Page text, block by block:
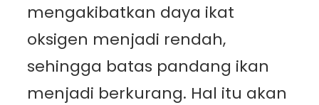
mengakibatkan daya ikat
oksigen menjadi rendah,
sehingga batas pandang ikan
menjadi berkurang. Hal itu akan